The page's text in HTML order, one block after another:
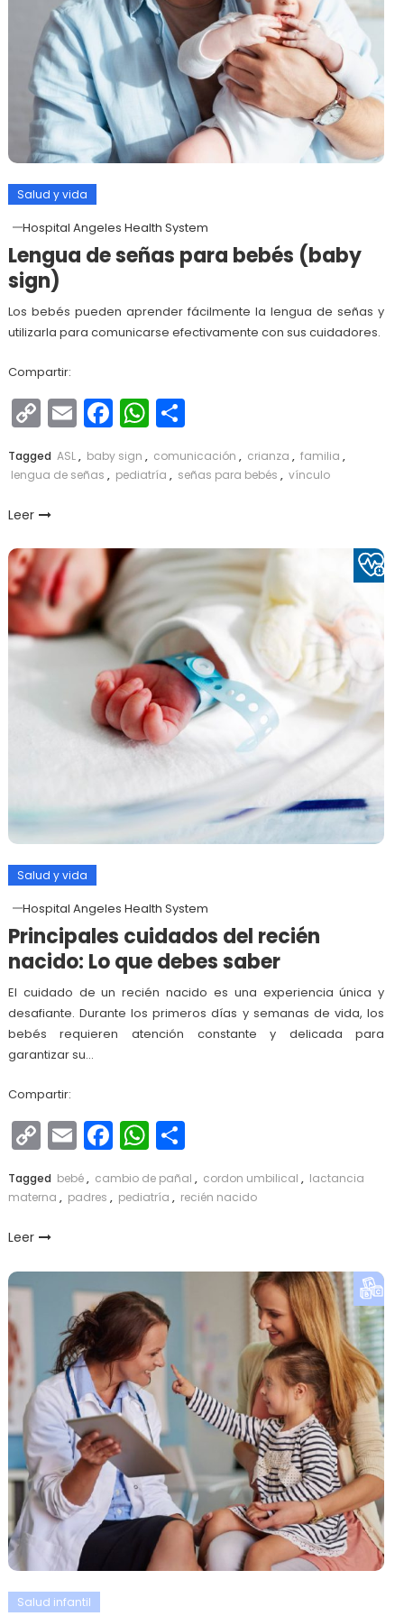
Salud y vida
Hospital Angeles Health System
Lengua de señas para bebés (baby
sign)
Los bebés pueden aprender fácilmente la lengua de señas y
utilizarla para comunicarse efectivamente con sus cuidadores.
Compartir:
Copy
Link
EmailFacebook
WhatsApp
Compartir
Tagged ASL, baby sign , comunicación , crianza , familia ,
lengua de señas , pediatría , señas para bebés , vínculo
Leer
Salud y vida
Hospital Angeles Health System
Principales cuidados del recién
nacido: Lo que debes saber
El cuidado de un recién nacido es una experiencia única y
desafiante. Durante los primeros días y semanas de vida, los
bebés requieren atención constante y delicada para
garantizar su…
Compartir:
Copy
Link
EmailFacebook
WhatsApp
Compartir
Tagged bebé, cambio de pañal , cordon umbilical , lactancia
materna , padres , pediatría , recién nacido
Leer
Salud infantil